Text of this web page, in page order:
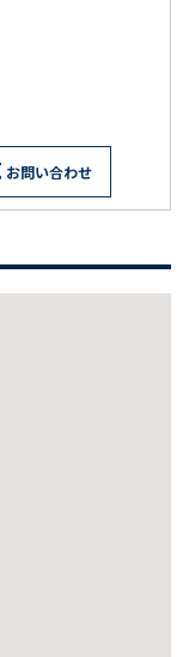
お問い合わせ